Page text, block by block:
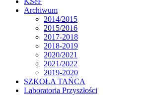
Archiwum
2014/2015
2015/2016
2017-2018
2018-2019
2020/2021
2021/2022
2019-2020
SZKOŁA TAŃCA
Laboratoria Przyszłości